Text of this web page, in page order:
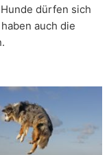
dürfen sich
auch die